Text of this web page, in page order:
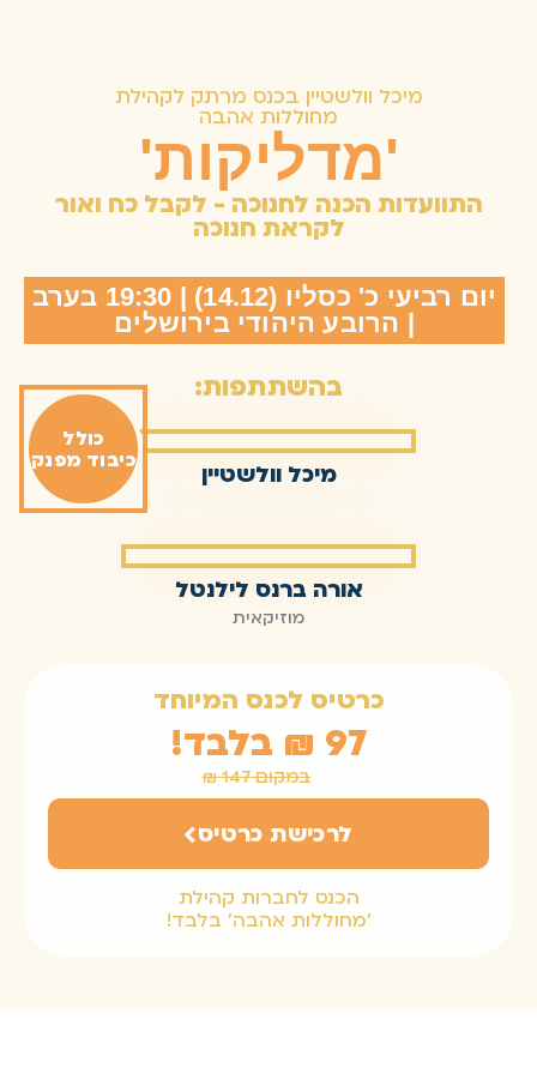
כולל
כיבוד מפנק
מיכל וולשטיין בכנס מרתק לקהילת
מחוללות אהבה
'מדליקות'
התוועדות הכנה לחנוכה - לקבל כח ואור
לקראת חנוכה
יום רביעי כ' כסליו (14.12) | 19:30 בערב
| הרובע היהודי בירושלים
בהשתתפות:
מיכל וולשטיין
אורה ברנס לילנטל
מוזיקאית
כרטיס לכנס המיוחד
97 ₪ בלבד!
במקום 147 ₪
לרכישת כרטיס
הכנס לחברות קהילת
'מחוללות אהבה' בלבד!